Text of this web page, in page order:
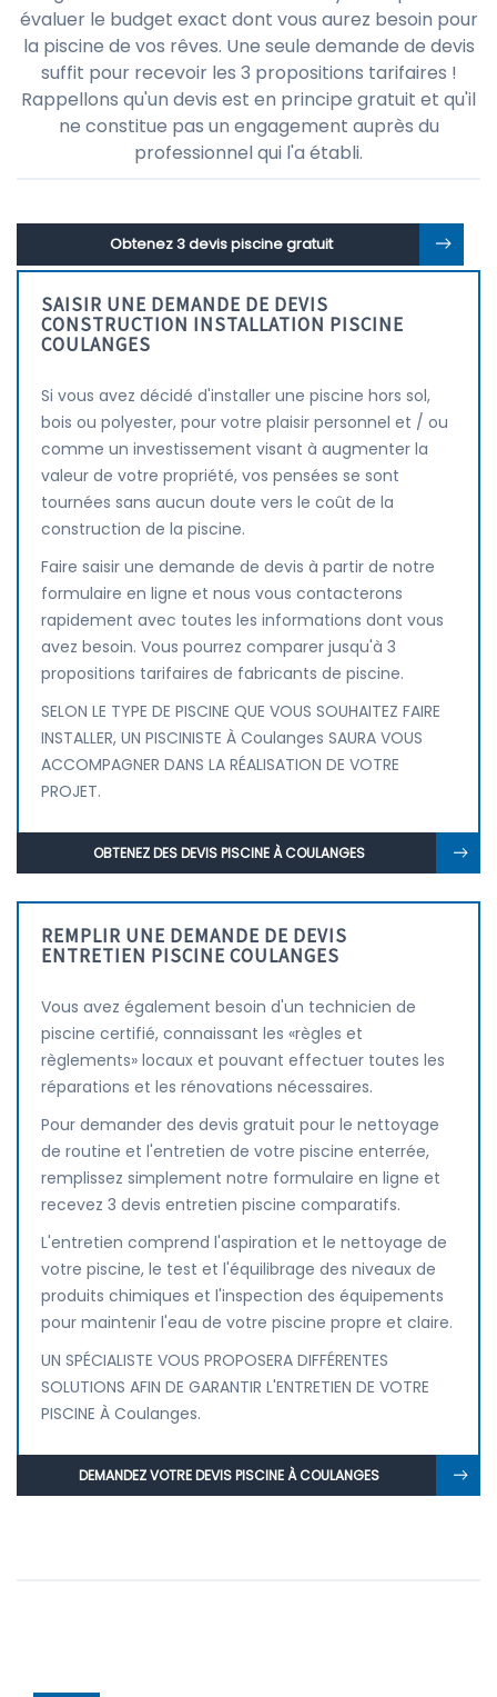
évaluer le budget exact dont vous aurez besoin pour
la piscine de vos rêves. Une seule demande de devis
suffit pour recevoir les 3 propositions tarifaires !
Rappellons qu'un devis est en principe gratuit et qu'il
ne constitue pas un engagement auprès du
professionnel qui l'a établi.
Obtenez 3 devis piscine gratuit
SAISIR UNE DEMANDE DE DEVIS
CONSTRUCTION INSTALLATION PISCINE
COULANGES
Si vous avez décidé d'installer une piscine hors sol,
bois ou polyester, pour votre plaisir personnel et / ou
comme un investissement visant à augmenter la
valeur de votre propriété, vos pensées se sont
tournées sans aucun doute vers le coût de la
construction de la piscine.
Faire saisir une demande de devis à partir de notre
formulaire en ligne et nous vous contacterons
rapidement avec toutes les informations dont vous
avez besoin. Vous pourrez comparer jusqu'à 3
propositions tarifaires de fabricants de piscine.
SELON LE TYPE DE PISCINE QUE VOUS SOUHAITEZ FAIRE
INSTALLER, UN PISCINISTE À Coulanges SAURA VOUS
ACCOMPAGNER DANS LA RÉALISATION DE VOTRE
PROJET.
OBTENEZ DES DEVIS PISCINE À COULANGES
REMPLIR UNE DEMANDE DE DEVIS
ENTRETIEN PISCINE COULANGES
Vous avez également besoin d'un technicien de
piscine certifié, connaissant les «règles et
règlements» locaux et pouvant effectuer toutes les
réparations et les rénovations nécessaires.
Pour demander des devis gratuit pour le nettoyage
de routine et l'entretien de votre piscine enterrée,
remplissez simplement notre formulaire en ligne et
recevez 3 devis entretien piscine comparatifs.
L'entretien comprend l'aspiration et le nettoyage de
votre piscine, le test et l'équilibrage des niveaux de
produits chimiques et l'inspection des équipements
pour maintenir l'eau de votre piscine propre et claire.
UN SPÉCIALISTE VOUS PROPOSERA DIFFÉRENTES
SOLUTIONS AFIN DE GARANTIR L'ENTRETIEN DE VOTRE
PISCINE À Coulanges.
DEMANDEZ VOTRE DEVIS PISCINE À COULANGES